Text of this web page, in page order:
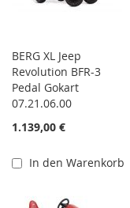
BERG XL Jeep
Revolution BFR-3
Pedal Gokart
07.21.06.00
1.139,00 €
In den Warenkorb